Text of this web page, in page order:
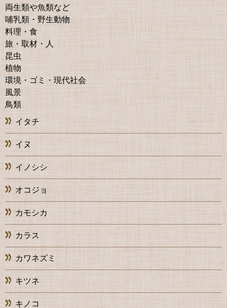
両生類や魚類など
哺乳類・野生動物
料理・食
旅・取材・人
昆虫
植物
環境・ゴミ・現代社会
風景
鳥類
イタチ
イヌ
イノシシ
オコジョ
カモシカ
カラス
カワネズミ
キツネ
キノコ